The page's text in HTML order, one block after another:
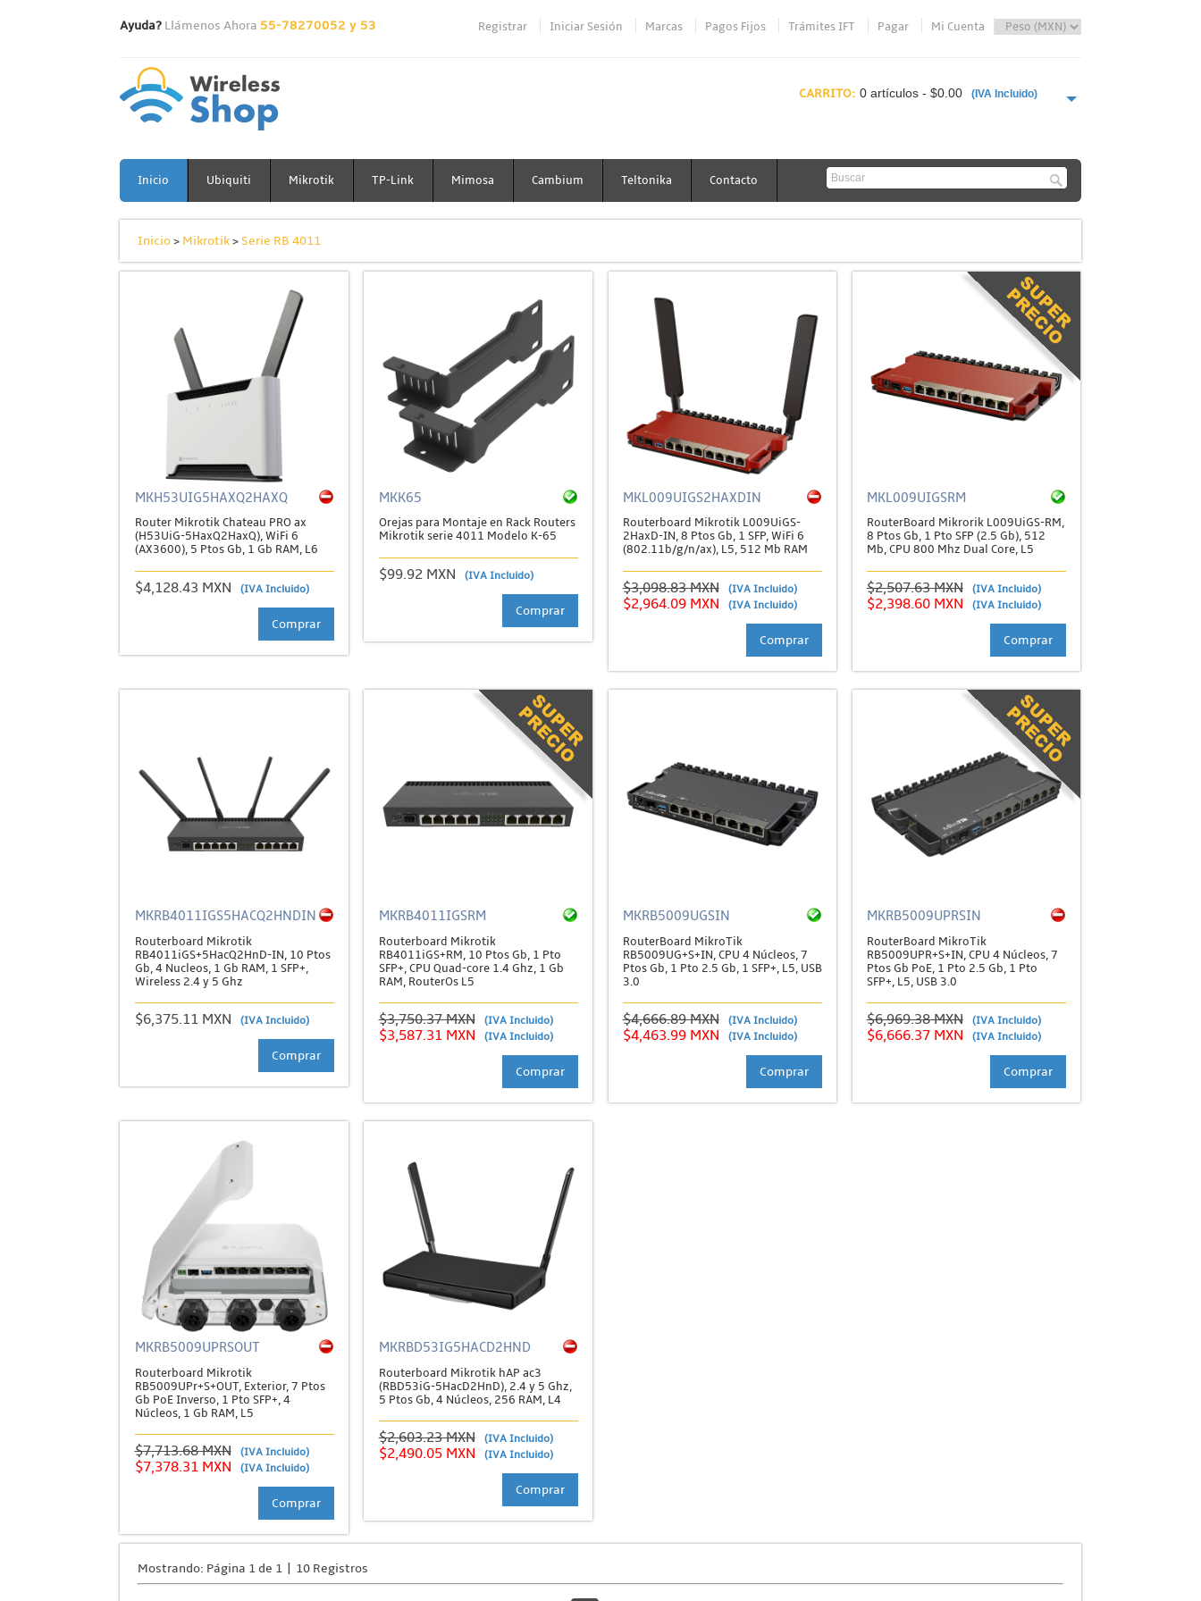
Ayuda? Llámenos Ahora 55-78270052 y 53 Registrar Iniciar Sesión Marcas Pagos Fijos Trámites IFT Pagar Mi Cuenta
CARRITO: 0 artículos - $0.00 (IVA Incluido)
Inicio Ubiquiti Mikrotik TP-Link Mimosa Cambium Teltonika Contacto
Inicio> Mikrotik>Serie RB 4011
MKH53UIG5HAXQ2HAXQ
Router Mikrotik Chateau PRO ax
(H53UiG-5HaxQ2HaxQ), WiFi 6
(AX3600), 5 Ptos Gb, 1 Gb RAM, L6
$4,128.43 MXN (IVA Incluido)
Comprar
MKK65
Orejas para Montaje en Rack Routers
Mikrotik serie 4011 Modelo K-65
$99.92 MXN (IVA Incluido)
Comprar
MKL009UIGS2HAXDIN
Routerboard Mikrotik L009UiGS-
2HaxD-IN, 8 Ptos Gb, 1 SFP, WiFi 6
(802.11b/g/n/ax), L5, 512 Mb RAM
$3,098.83 MXN (IVA Incluido)
$2,964.09 MXN (IVA Incluido)
Comprar
MKL009UIGSRM
RouterBoard Mikrorik L009UiGS-RM,
8 Ptos Gb, 1 Pto SFP (2.5 Gb), 512
Mb, CPU 800 Mhz Dual Core, L5
$2,507.63 MXN (IVA Incluido)
$2,398.60 MXN (IVA Incluido)
Comprar
MKRB4011IGS5HACQ2HNDIN
Routerboard Mikrotik
RB4011iGS+5HacQ2HnD-IN, 10 Ptos
Gb, 4 Nucleos, 1 Gb RAM, 1 SFP+,
Wireless 2.4 y 5 Ghz
$6,375.11 MXN (IVA Incluido)
Comprar
MKRB4011IGSRM
Routerboard Mikrotik
RB4011iGS+RM, 10 Ptos Gb, 1 Pto
SFP+, CPU Quad-core 1.4 Ghz, 1 Gb
RAM, RouterOs L5
$3,750.37 MXN (IVA Incluido)
$3,587.31 MXN (IVA Incluido)
Comprar
MKRB5009UGSIN
RouterBoard MikroTik
RB5009UG+S+IN, CPU 4 Núcleos, 7
Ptos Gb, 1 Pto 2.5 Gb, 1 SFP+, L5, USB
3.0
$4,666.89 MXN (IVA Incluido)
$4,463.99 MXN (IVA Incluido)
Comprar
MKRB5009UPRSIN
RouterBoard MikroTik
RB5009UPR+S+IN, CPU 4 Núcleos, 7
Ptos Gb PoE, 1 Pto 2.5 Gb, 1 Pto
SFP+, L5, USB 3.0
$6,969.38 MXN (IVA Incluido)
$6,666.37 MXN (IVA Incluido)
Comprar
MKRB5009UPRSOUT
Routerboard Mikrotik
RB5009UPr+S+OUT, Exterior, 7 Ptos
Gb PoE Inverso, 1 Pto SFP+, 4
Núcleos, 1 Gb RAM, L5
$7,713.68 MXN (IVA Incluido)
$7,378.31 MXN (IVA Incluido)
Comprar
MKRBD53IG5HACD2HND
Routerboard Mikrotik hAP ac3
(RBD53iG-5HacD2HnD), 2.4 y 5 Ghz,
5 Ptos Gb, 4 Núcleos, 256 RAM, L4
$2,603.23 MXN (IVA Incluido)
$2,490.05 MXN (IVA Incluido)
Comprar
Mostrando: Página 1 de 1 | 10 Registros